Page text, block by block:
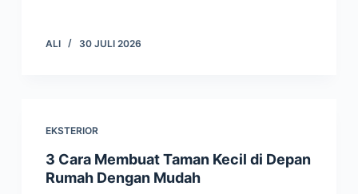
ALI 30 JULI 2026
EKSTERIOR
3 Cara Membuat Taman Kecil di Depan
Rumah Dengan Mudah